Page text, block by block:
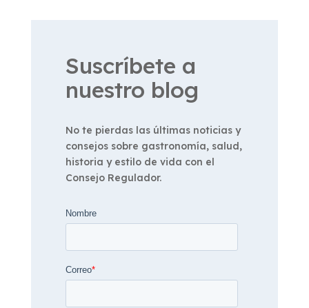
Suscríbete a
nuestro blog
No te pierdas las últimas noticias y
consejos sobre gastronomía, salud,
historia y estilo de vida con el
Consejo Regulador.